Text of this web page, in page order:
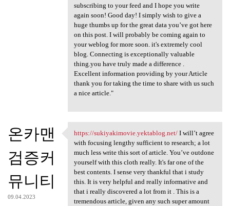
subscribing to your feed and I hope you write
again soon! Good day! I simply wish to give a
huge thumbs up for the great data you’ve got here
on this post. I will probably be coming again to
your weblog for more soon. it's extremely cool
blog. Connecting is exceptionally valuable
thing.you have truly made a difference .
Excellent information providing by your Article
thank you for taking the time to share with us such
a nice article."
온카맨
검증커
뮤니티
09.04.2023
https://sukiyakimovie
https://sukiyakimovie.yektablog.net/I will’t agree
with focusing lengthy sufficient to research; a lot
much less write this sort of article. You’ve outdone
yourself with this cloth really. It's far one of the
best contents. I sense very thankful that i study
this. It is very helpful and really informative and
that i really discovered a lot from it . This is a
tremendous article, given any such super amount